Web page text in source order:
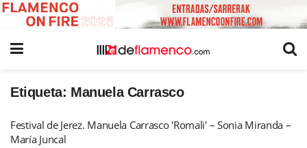
Etiqueta: Manuela Carrasco
Festival de Jerez. Manuela Carrasco 'Romali' – Sonia Miranda –
María Juncal